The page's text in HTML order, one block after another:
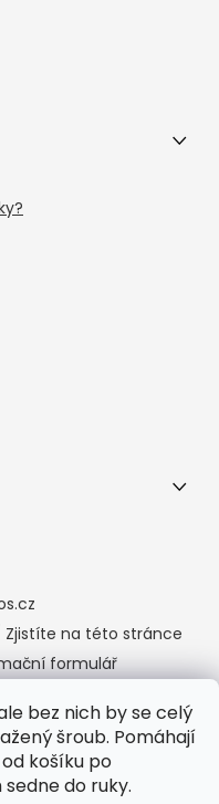
bez nich by se celý
šroub. Pomáhají
košíku po
do ruky.
Zjistíte na této stránce
formulář